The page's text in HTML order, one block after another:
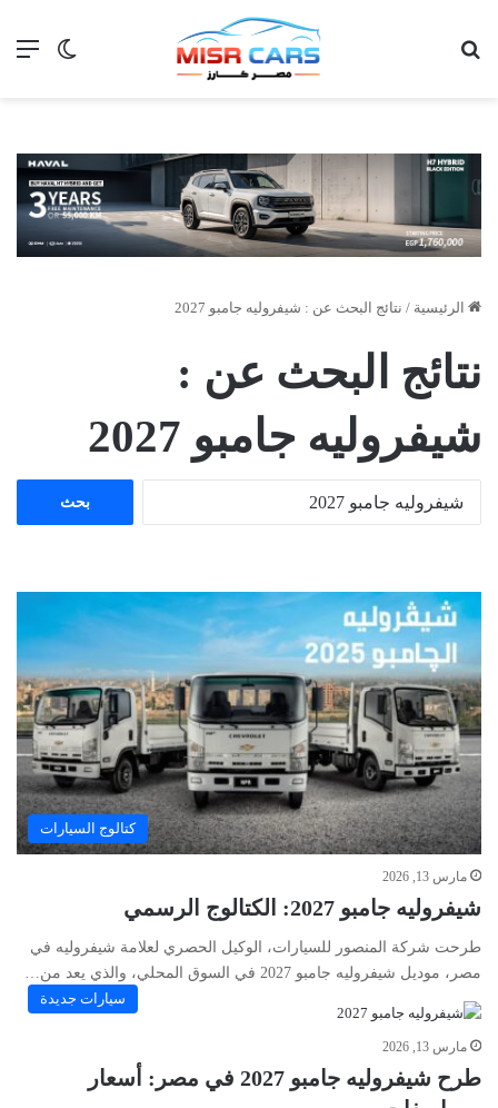
الوضع
الرئيسية / نتائج البحث عن : شيفروليه جامبو 2027
نتائج البحث عن :
شيفروليه جامبو 2027
كتالوج السيارات
مارس 13, 2026
شيفروليه جامبو 2027: الكتالوج الرسمي
طرحت شركة المنصور للسيارات، الوكيل الحصري لعلامة شيفروليه في
مصر، موديل شيفروليه جامبو 2027 في السوق المحلي، والذي يعد من…
سيارات جديدة
مارس 13, 2026
طرح شيفروليه جامبو 2027 في مصر: أسعار